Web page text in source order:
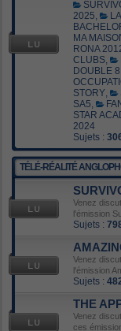
2025,
MA
RONA
CLUBS,
DOUBLE 8
STORY,
SA5,
STAR
2024
Sujets :
TÉLÉ-RÉALITÉ
Venez
l'émission
Sujets :
Venez
l'émission
Sujets :
THE
Venez
ces